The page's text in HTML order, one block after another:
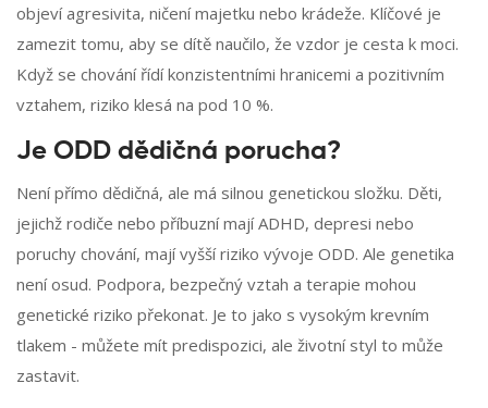
objeví agresivita, ničení majetku nebo krádeže. Klíčové je
zamezit tomu, aby se dítě naučilo, že vzdor je cesta k moci.
Když se chování řídí konzistentními hranicemi a pozitivním
vztahem, riziko klesá na pod 10 %.
Je ODD dědičná porucha?
Není přímo dědičná, ale má silnou genetickou složku. Děti,
jejichž rodiče nebo příbuzní mají ADHD, depresi nebo
poruchy chování, mají vyšší riziko vývoje ODD. Ale genetika
není osud. Podpora, bezpečný vztah a terapie mohou
genetické riziko překonat. Je to jako s vysokým krevním
tlakem - můžete mít predispozici, ale životní styl to může
zastavit.